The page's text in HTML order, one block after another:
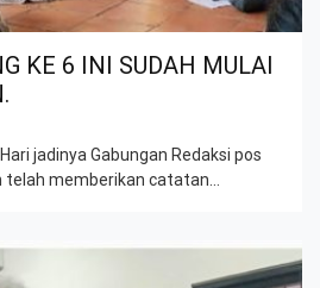
KE 6 INI SUDAH MULAI
jadinya Gabungan Redaksi pos
telah memberikan catatan…